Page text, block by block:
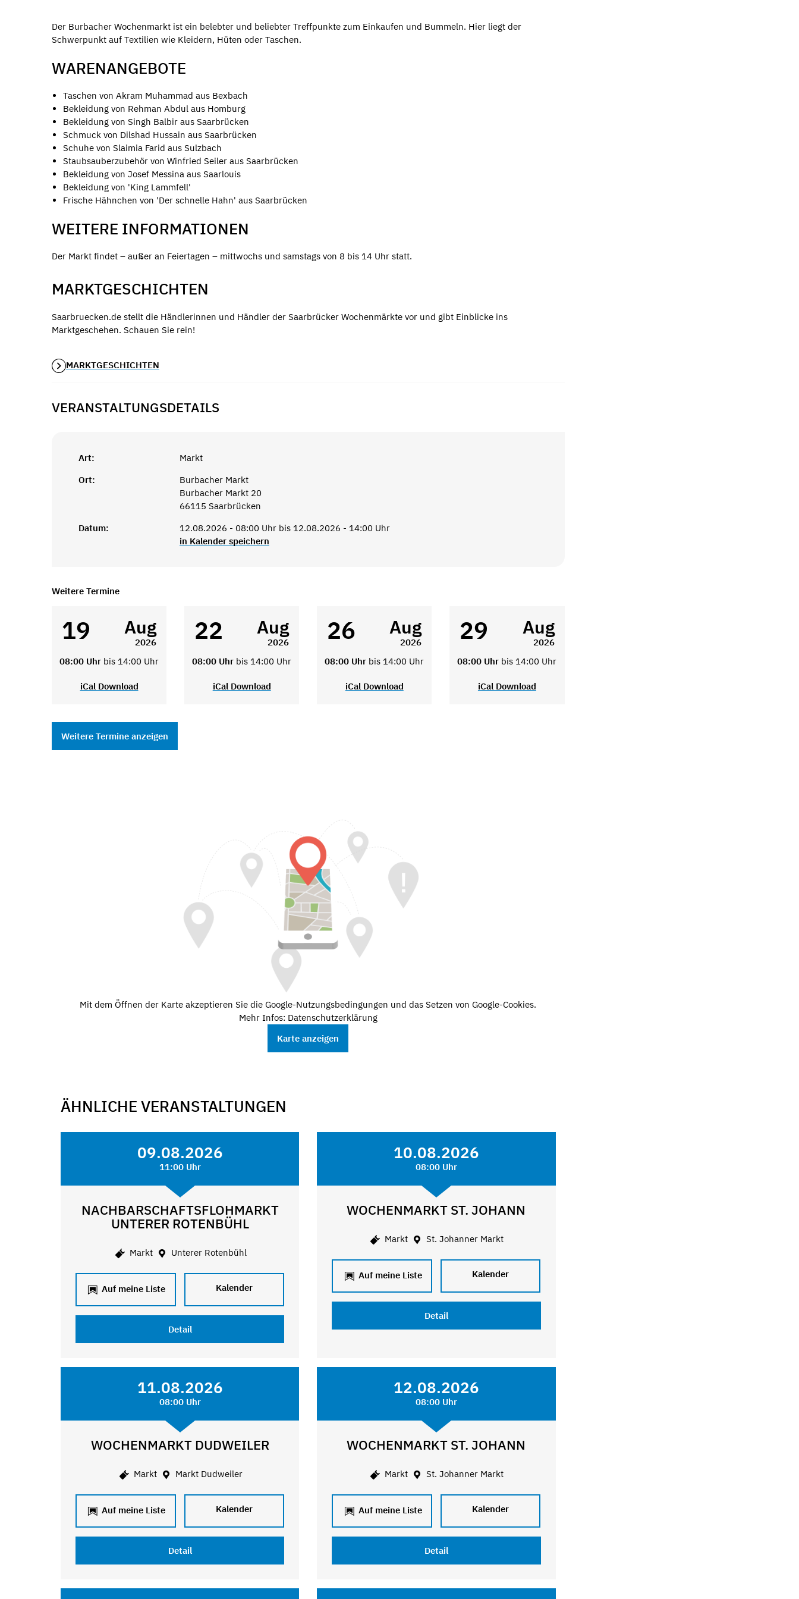
Der Burbacher Wochenmarkt ist ein belebter und beliebter Treffpunkte zum Einkaufen und Bummeln. Hier liegt der
Schwerpunkt auf Textilien wie Kleidern, Hüten oder Taschen.
WARENANGEBOTE
Taschen von Akram Muhammad aus Bexbach
Bekleidung von Rehman Abdul aus Homburg
Bekleidung von Singh Balbir aus Saarbrücken
Schmuck von Dilshad Hussain aus Saarbrücken
Schuhe von Slaimia Farid aus Sulzbach
Staubsauberzubehör von Winfried Seiler aus Saarbrücken
Bekleidung von Josef Messina aus Saarlouis
Bekleidung von 'King Lammfell'
Frische Hähnchen von 'Der schnelle Hahn' aus Saarbrücken
WEITERE INFORMATIONEN
Der Markt findet – außer an Feiertagen – mittwochs und samstags von 8 bis 14 Uhr statt.
MARKTGESCHICHTEN
Saarbruecken.de stellt die Händlerinnen und Händler der Saarbrücker Wochenmärkte vor und gibt Einblicke ins
Marktgeschehen. Schauen Sie rein!
MARKTGESCHICHTEN
VERANSTALTUNGSDETAILS
Art:
Markt
Ort:
Burbacher Markt
Burbacher Markt 20
66115 Saarbrücken
Datum:
12.08.2026 - 08:00 Uhr bis 12.08.2026 - 14:00 Uhr
in Kalender speichern
Weitere Termine
19 Aug
2026
08:00 Uhr bis 14:00 Uhr
iCal Download
22 Aug
2026
08:00 Uhr bis 14:00 Uhr
iCal Download
26 Aug
2026
08:00 Uhr bis 14:00 Uhr
iCal Download
29 Aug
2026
08:00 Uhr bis 14:00 Uhr
iCal Download
Weitere Termine anzeigen
Mit dem Öffnen der Karte akzeptieren Sie die Google-Nutzungsbedingungen und das Setzen von Google-Cookies.
Mehr Infos: Datenschutzerklärung
Karte anzeigen
ÄHNLICHE VERANSTALTUNGEN
09.08.2026
11:00 Uhr
NACHBARSCHAFTSFLOHMARKT
UNTERER ROTENBÜHL
Markt Unterer Rotenbühl
Auf meine Liste Kalender
Detail
10.08.2026
08:00 Uhr
WOCHENMARKT ST. JOHANN
Markt St. Johanner Markt
Auf meine Liste Kalender
Detail
11.08.2026
08:00 Uhr
WOCHENMARKT DUDWEILER
Markt Markt Dudweiler
Auf meine Liste Kalender
Detail
12.08.2026
08:00 Uhr
WOCHENMARKT ST. JOHANN
Markt St. Johanner Markt
Auf meine Liste Kalender
Detail